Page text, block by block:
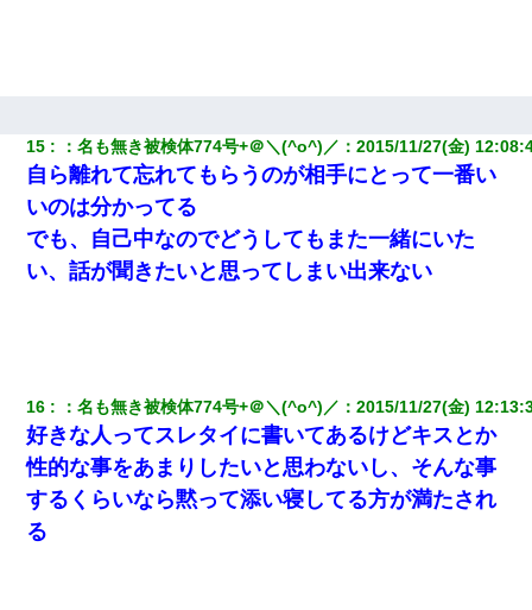
15 ：名も無き被検体774号+＠＼(^o^)／ ：2015/11/27(金)
自ら離れて忘れてもらうのが相手にとって一番い
いのは分かってる
でも、自己中なのでどうしてもまた一緒にいた
い、話が聞きたいと思ってしまい出来ない
16 ：名も無き被検体774号+＠＼(^o^)／ ：2015/11/27(金)
好きな人ってスレタイに書いてあるけどキスとか
性的な事をあまりしたいと思わないし、そんな事
するくらいなら黙って添い寝してる方が満たされ
る